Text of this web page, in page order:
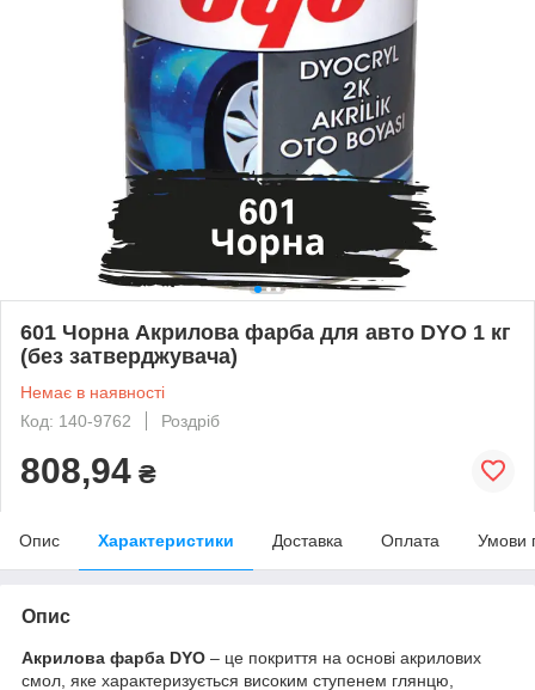
601 Чорна Акрилова фарба для авто DYO 1 кг
(без затверджувача)
Немає в наявності
Код: 140-9762
Роздріб
808,94 ₴
Опис Характеристики Доставка Оплата Умови
Опис
Акрилова фарба DYO – це покриття на основі акрилових
смол, яке характеризується високим ступенем глянцю,